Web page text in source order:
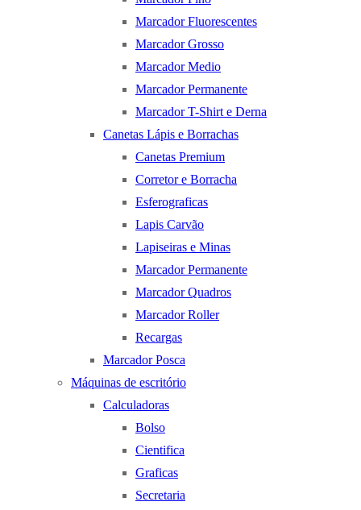
Marcador Fluorescentes
Marcador Grosso
Marcador Medio
Marcador Permanente
Marcador T-Shirt e Derna
Canetas Lápis e Borrachas
Canetas Premium
Corretor e Borracha
Esferograficas
Lapis Carvão
Lapiseiras e Minas
Marcador Permanente
Marcador Quadros
Marcador Roller
Recargas
Marcador Posca
Máquinas de escritório
Calculadoras
Bolso
Cientifica
Graficas
Secretaria